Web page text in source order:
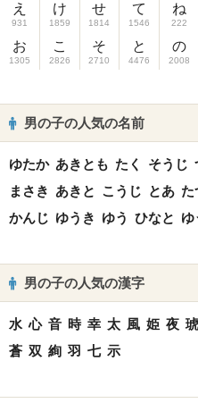
え
931
お
1305
け
1859
こ
2826
せ
1814
そ
2710
て
1546
と
4476
ね
222
の
2008
男の子の人気の名前
ゆたか あきとも たく そうじ
まさき あきと こうじ とあ た
かんじ ゆうき ゆう ひなと ゆ
男の子の人気の漢字
水 心 音 時 幸 太 風 姫 夜 琥
蒼 双 絢 羽 七 示